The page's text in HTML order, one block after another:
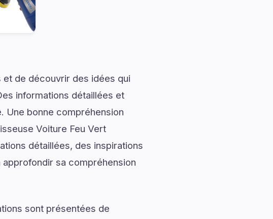
et de découvrir des idées qui
informations détaillées et
Une bonne compréhension
Voiture Feu Vert
détaillées, des inspirations
sa compréhension
sont présentées de